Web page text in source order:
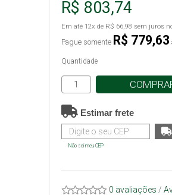
R$ 803,74
Em até 12x de R$ 66,98 sem juros
Pague somente R$ 779,63
Quantidade
Estimar frete
Não sei meu CEP
0 avaliações /